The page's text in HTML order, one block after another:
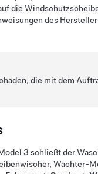
die
des
die mit dem
3 schließt der
Wächter-